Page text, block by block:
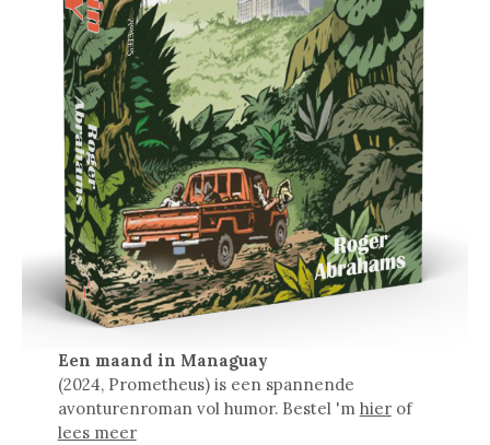
Een maand in Managuay
(2024, Prometheus) is een spannende
avonturenroman vol humor. Bestel 'm hierof
lees meer